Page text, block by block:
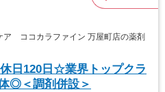
ア ココカラファイン 万屋町店の薬剤
日120日☆業界トップクラ
◎＜調剤併設＞